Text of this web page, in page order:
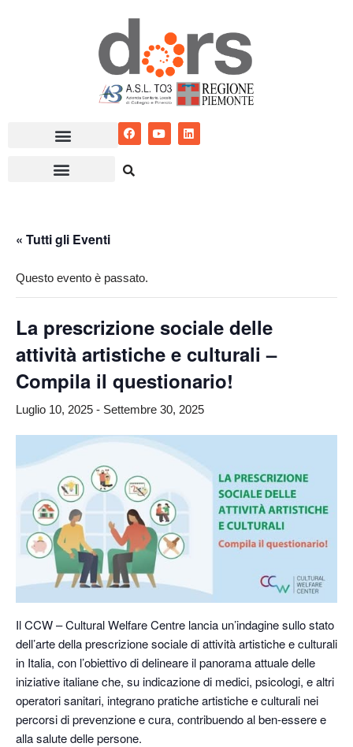
« Tutti gli Eventi
Questo evento è passato.
La prescrizione sociale delle
attività artistiche e culturali –
Compila il questionario!
Luglio 10, 2025 - Settembre 30, 2025
Il CCW – Cultural Welfare Centre lancia un’indagine sullo stato
dell’arte della prescrizione sociale di attività artistiche e culturali
in Italia, con l’obiettivo di delineare il panorama attuale delle
iniziative italiane che, su indicazione di medici, psicologi, e altri
operatori sanitari, integrano pratiche artistiche e culturali nei
percorsi di prevenzione e cura, contribuendo al ben-essere e
alla salute delle persone.